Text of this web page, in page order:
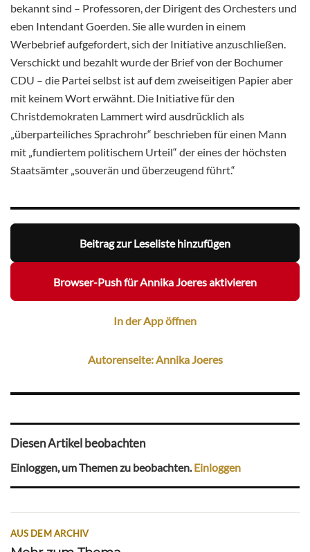
bekannt sind – Professoren, der Dirigent des Orchesters und
eben Intendant Goerden. Sie alle wurden in einem
Werbebrief aufgefordert, sich der Initiative anzuschließen.
Verschickt und bezahlt wurde der Brief von der Bochumer
CDU – die Partei selbst ist auf dem zweiseitigen Papier aber
mit keinem Wort erwähnt. Die Initiative für den
Christdemokraten Lammert wird ausdrücklich als
„überparteiliches Sprachrohr“ beschrieben für einen Mann
mit „fundiertem politischem Urteil“ der eines der höchsten
Staatsämter „souverän und überzeugend führt.“
Beitrag zur Leseliste hinzufügen
Browser-Push für Annika Joeres aktivieren
In der App öffnen
Autorenseite: Annika Joeres
Diesen Artikel beobachten
Einloggen, um Themen zu beobachten.Einloggen
AUS DEM ARCHIV